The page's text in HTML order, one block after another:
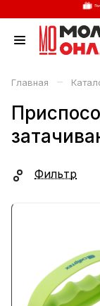
Главная –
Фильтр